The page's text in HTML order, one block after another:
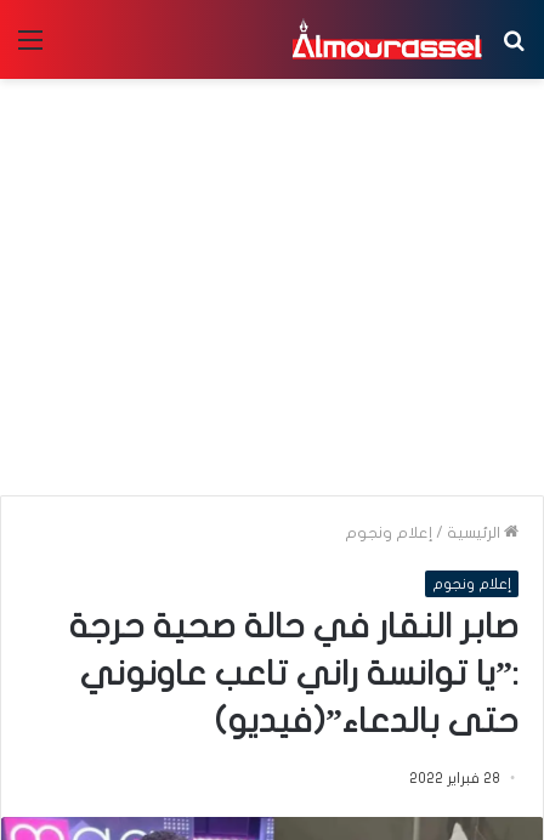
بحث
عن
الرئيسية / إعلام ونجوم
إعلام ونجوم
صابر النقار في حالة صحية حرجة
:”يا توانسة راني تاعب عاونوني
حتى بالدعاء”(فيديو)
28 فبراير 2022